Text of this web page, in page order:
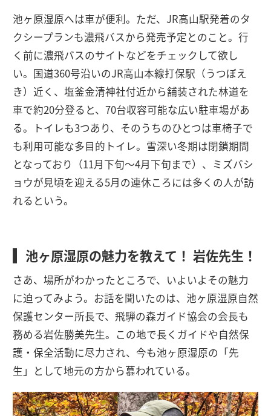
池ヶ原湿原へは車が便利。ただ、JR高山駅発着のタ
クシープランも濃飛バスから発売予定とのこと。行
く前に濃飛バスのサイトなどをチェックして欲し
い。国道360号沿いのJR高山本線打保駅（うつぼえ
き）近く、塩釜金清神社付近から舗装された林道を
車で約20分登ると、70台収容可能な広い駐車場があ
る。トイレも3つあり、そのうちのひとつは車椅子で
も利用可能な多目的トイレ。雪深い冬期は閉鎖期間
となっており（11月下旬～4月下旬まで）、ミズバシ
ョウが見頃を迎える5月の連休ころには多くの人が訪
れるという。
池ヶ原湿原の魅力を教えて！ 岩佐先生！
さあ、場所がわかったところで、いよいよその魅力
に迫ってみよう。お話を聞いたのは、池ヶ原湿原自然
保護センター所長で、飛騨の森ガイド協会の会長も
務める岩佐勝美先生。この地で長くガイドや自然保
護・保全活動に尽力され、今も池ヶ原湿原の「先
生」として地元の方から慕われている。